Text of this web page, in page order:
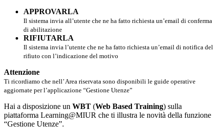
APPROVARLA
Il sistema invia all’utente che ne ha fatto richiesta un’email di conferma
di abilitazione
RIFIUTARLA
Il sistema invia l’utente che ne ha fatto richiesta un’email di notifica del
rifiuto con l’indicazione del motivo
Attenzione
Ti ricordiamo che nell’ Area riservata sono disponibili le guide operative
aggiornate per l’applicazione “Gestione Utenze”
Hai a disposizione un WBT (Web Based Training) sulla
piattaforma Learning@MIUR che ti illustra le novità della funzione
“Gestione Utenze”.